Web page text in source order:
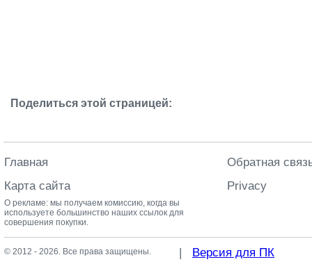
Поделиться этой страницей:
Главная
Карта сайта
Обратная
Privacy
О рекламе: мы получаем комиссию, когда вы
используете большинство наших ссылок для
совершения покупки.
© 2012 - 2026. Все права защищены. | Версия для ПК